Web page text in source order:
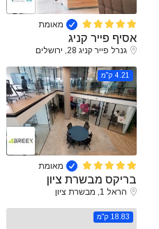
מאומת
אסיף פייר קניג
גנרל פייר קניג 28, ירושלים
מאומת
4.21 ק"מ
בריקס מבשרת ציון
הראל 1, מבשרת ציון
18.83 ק"מ